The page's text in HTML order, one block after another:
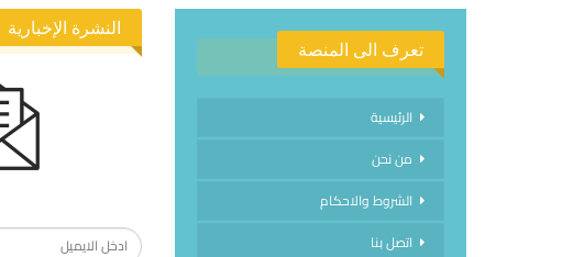
تعرف الى المنصة
الرئيسية
من نحن
الشروط والاحكام
اتصل بنا
النشرة الإخبارية